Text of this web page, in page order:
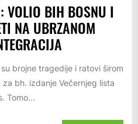
VOLIO BIH BOSNU I
NA UBRZANOM
brojne tragedije i ratovi širom
bh. izdanje Večernjeg lista
Tomo...